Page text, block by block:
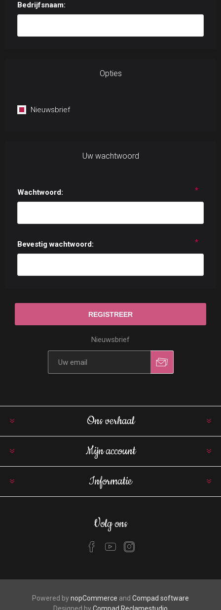
Bedrijfsnaam:
Opties
Nieuwsbrief
Uw wachtwoord
Wachtwoord: *
Bevestig wachtwoord: *
Nieuwsbrief
Ons verhaal
Mijn account
Informatie
Volg ons
Powered bynopCommerce and Compad software